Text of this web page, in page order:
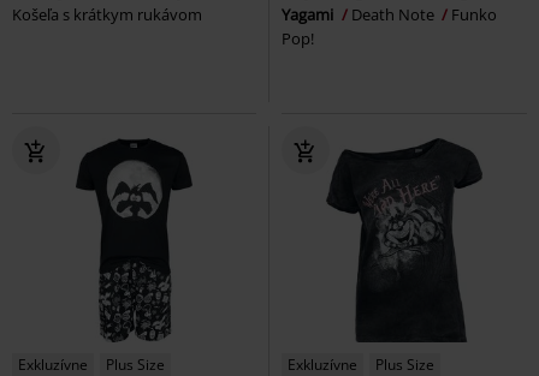
Košeľa s krátkym rukávom
Yagami
Death Note
Funko
Pop!
Exkluzívne
Plus Size
Exkluzívne
Plus Size